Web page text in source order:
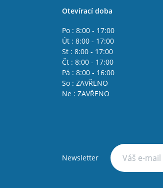
Otevírací doba
Po : 8:00 - 17:00
Út : 8:00 - 17:00
St : 8:00 - 17:00
Čt : 8:00 - 17:00
Pá : 8:00 - 16:00
So : ZAVŘENO
Ne : ZAVŘENO
Newsletter